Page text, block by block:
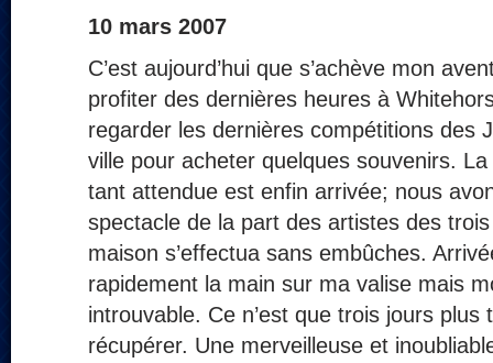
10 mars 2007
C’est aujourd’hui que s’achève mon
profiter des dernières heures à
regarder les dernières compétitions des
ville pour acheter quelques souvenirs.
tant attendue est enfin arrivée; nous
spectacle de la part des artistes des
maison s’effectua sans embûches.
rapidement la main sur ma valise mais
introuvable. Ce n’est que trois jours plus
récupérer. Une merveilleuse et